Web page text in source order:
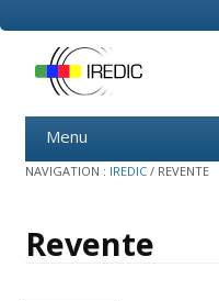
Menu
content
NAVIGATION : IREDIC / REVENTE
Revente